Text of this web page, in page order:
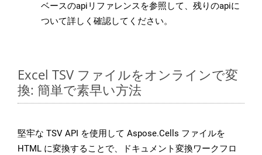
ベースのapiリファレンスを参照して、残りのapiに
ついて詳しく確認してください。
Excel TSV ファイルをオンラインで変
換: 簡単で素早い方法
堅牢な TSV API を使用して Aspose.Cells ファイルを
HTML に変換することで、ドキュメント変換ワークフロ